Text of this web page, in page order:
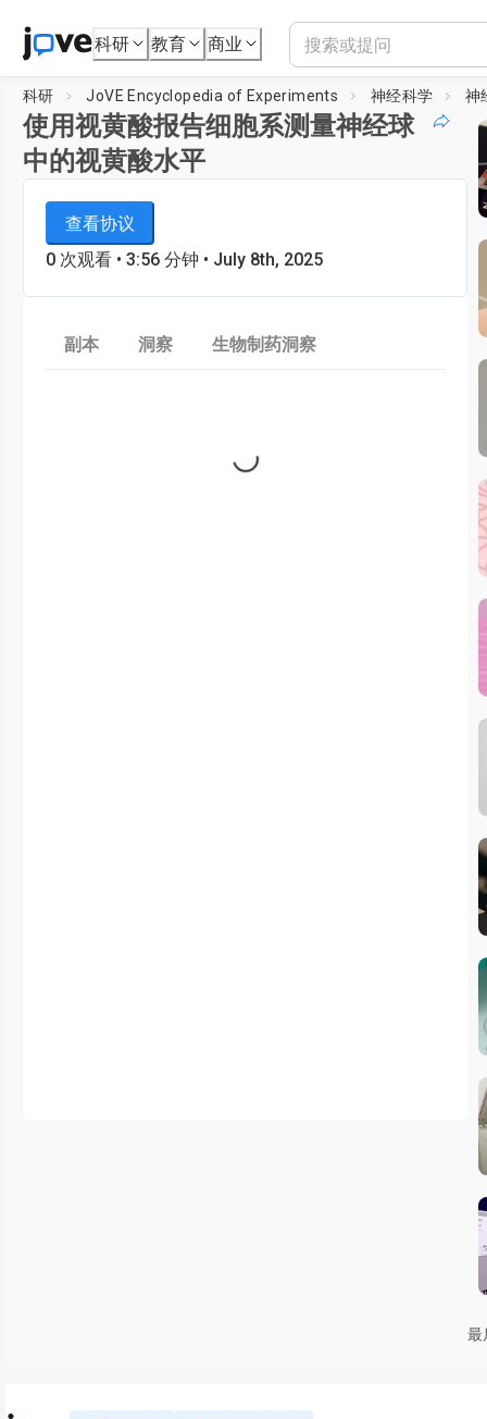
科研 教育 商业
科研 JoVE Encyclopedia of Experiments 神经科学 神
使用视黄酸报告细胞系测量神经球
中的视黄酸水平
JoVE Encyclopedia of Experiments
神经科学
查看协议
0 次观看 • 3:56 分钟 • July 8th, 2025
副本 洞察 生物制药洞察
Loading...
最